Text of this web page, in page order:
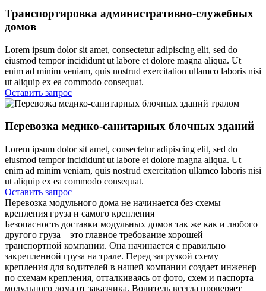
Транспортировка административно-служебных
домов
Lorem ipsum dolor sit amet, consectetur adipiscing elit, sed do
eiusmod tempor incididunt ut labore et dolore magna aliqua. Ut
enim ad minim veniam, quis nostrud exercitation ullamco laboris nisi
ut aliquip ex ea commodo consequat.
Оставить запрос
Перевозка медико-санитарных блочных зданий
Lorem ipsum dolor sit amet, consectetur adipiscing elit, sed do
eiusmod tempor incididunt ut labore et dolore magna aliqua. Ut
enim ad minim veniam, quis nostrud exercitation ullamco laboris nisi
ut aliquip ex ea commodo consequat.
Оставить запрос
Перевозка модульного дома не начинается без схемы
крепления груза и самого крепления
Безопасность доставки модульных домов так же как и любого
другого груза – это главное требование хорошей
транспортной компании. Она начинается с правильно
закрепленной груза на трале. Перед загрузкой схему
крепления для водителей в нашей компании создает инженер
по схемам крепления, отталкиваясь от фото, схем и паспорта
модульного дома от заказчика. Водитель всегда проверяет